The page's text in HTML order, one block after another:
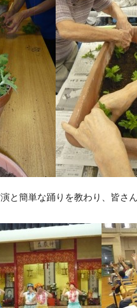
と簡単な踊りを教わり、皆さ